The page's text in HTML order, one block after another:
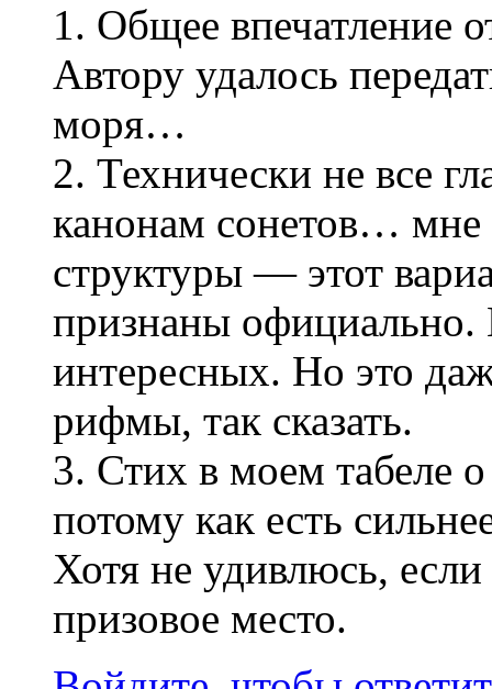
1. Общее впечатление
Автору удалось
моря…
2. Технически не все
канонам сонетов… мне
структуры — этот
признаны
интересных. Но это
рифмы, так сказать.
3. Стих в моем табеле
потому как есть
Хотя не удивлюсь,
призовое место.